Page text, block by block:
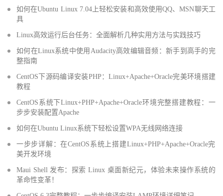
如何在Ubuntu Linux 7.04上轻松安装和高效使用QQ、MSN聊天工
具
Linux高效运行后台任务：全面解析几种实用方法与实践技巧
如何在Linux系统中使用Audacity高效编辑音频：新手到高手的完
整指南
CentOS下源码编译安装PHP：Linux+Apache+Oracle完美环境搭建
教程
CentOS系统下Linux+PHP+Apache+Oracle环境完整搭建教程：一
步步安装配置Apache
如何在Ubuntu Linux系统下轻松设置WPA无线网络连接
一步步详解：在CentOS系统上搭建Linux+PHP+Apache+Oracle完
美开发环境
Maui Shell 发布：探索 Linux 桌面新纪元，体验未来操作系统的
革命性变革！